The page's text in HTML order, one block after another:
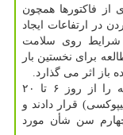
فاكتورها همچون
در ارتفاعات ایجاد
شرایط روی سلامت
برای نخستین بار
باز اثر می گذارد.
در این مطالعه محققین رت های ماده حامله را از روز ۶ تا ۲۰
اكسیژن ۱۳ درصد (هیپوكسی) قرار دادند و
چهارم سن شأن مورد